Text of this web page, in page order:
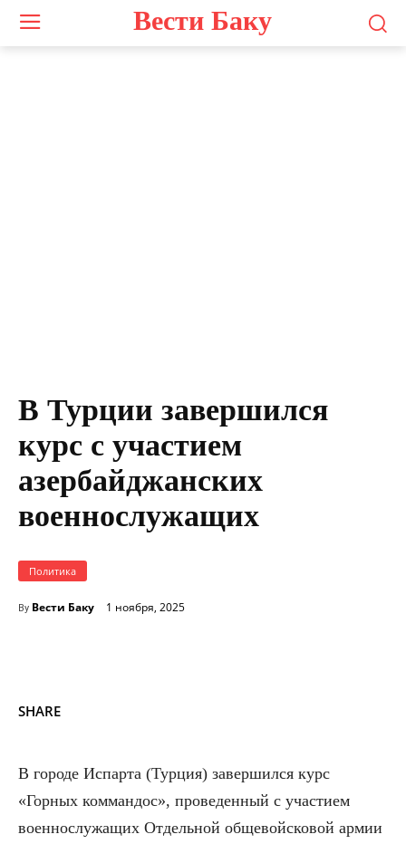
Вести Баку
В Турции завершился
курс с участием
азербайджанских
военнослужащих
Политика
By Вести Баку 1 ноября, 2025
SHARE
В городе Испарта (Турция) завершился курс
«Горных коммандос», проведенный с участием
военнослужащих Отдельной общевойсковой армии